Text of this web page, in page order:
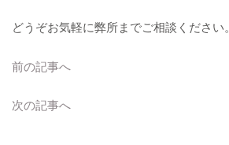
どうぞお気軽に弊所までご相談ください。
前の記事へ
次の記事へ